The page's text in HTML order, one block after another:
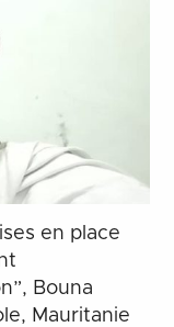
en place
Bouna
Mauritanie